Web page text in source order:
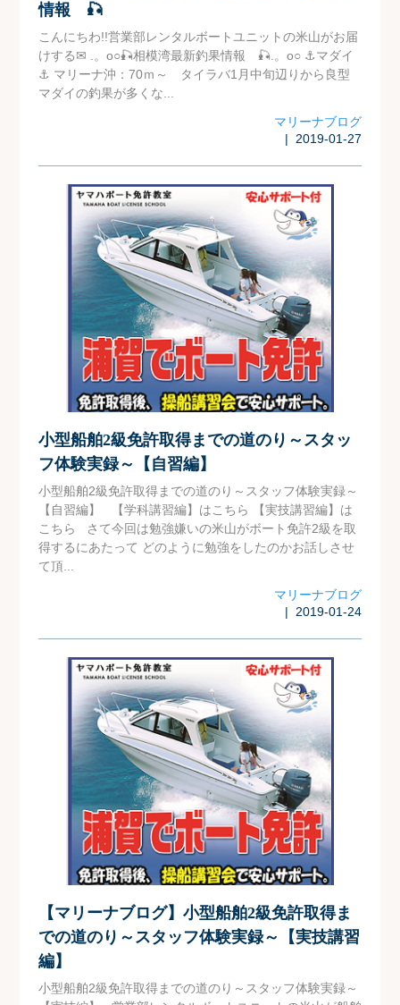
情報 🎣
こんにちわ!!営業部レンタルボートユニットの米山がお届
けする✉ .。o○🎣相模湾最新釣果情報 🎣.。o○ ⚓マダイ
⚓ マリーナ沖：70ｍ～ タイラバ1月中旬辺りから良型
マダイの釣果が多くな...
マリーナブログ
| 2019-01-27
小型船舶2級免許取得までの道のり～スタッ
フ体験実録～【自習編】
小型船舶2級免許取得までの道のり～スタッフ体験実録～
【自習編】 【学科講習編】はこちら 【実技講習編】は
こちら さて今回は勉強嫌いの米山がボート免許2級を取
得するにあたって どのように勉強をしたのかお話しさせ
て頂...
マリーナブログ
| 2019-01-24
【マリーナブログ】小型船舶2級免許取得ま
での道のり～スタッフ体験実録～【実技講習
編】
小型船舶2級免許取得までの道のり～スタッフ体験実録～